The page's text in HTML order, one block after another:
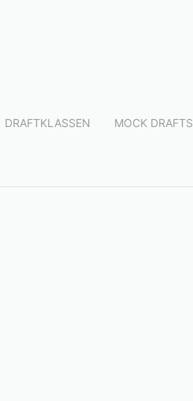
DRAFTKLASSEN MOCK DRAFTS